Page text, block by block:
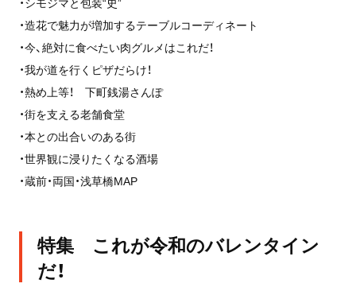
・造花で魅力が増加するテーブルコーディネート
・今、絶対に食べたい肉グルメはこれだ！
・我が道を行くピザだらけ！
・熱め上等！ 下町銭湯さんぽ
・街を支える老舗食堂
・本との出合いのある街
・世界観に浸りたくなる酒場
・蔵前・両国・浅草橋MAP
特集 これが令和のバレンタイン
だ！